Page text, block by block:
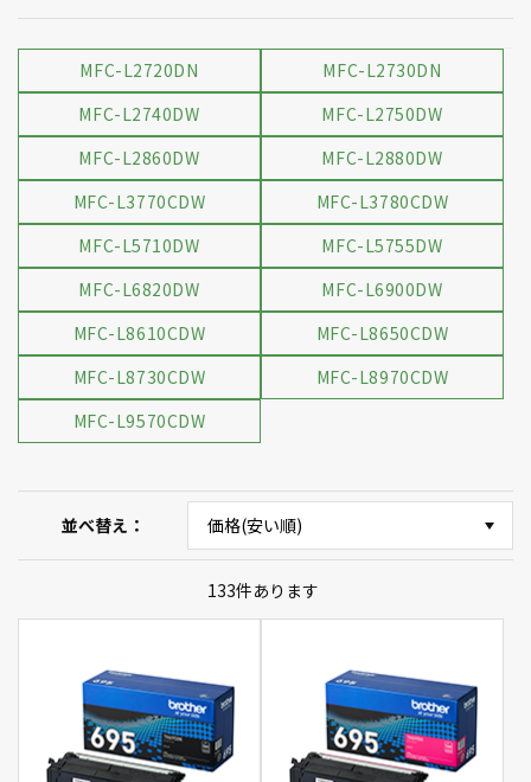
MFC-L2720DN
MFC-L2730DN
MFC-L2740DW
MFC-L2750DW
MFC-L2860DW
MFC-L2880DW
MFC-L3770CDW
MFC-L3780CDW
MFC-L5710DW
MFC-L5755DW
MFC-L6820DW
MFC-L6900DW
MFC-L8610CDW
MFC-L8650CDW
MFC-L8730CDW
MFC-L8970CDW
MFC-L9570CDW
並べ替え
133件あります